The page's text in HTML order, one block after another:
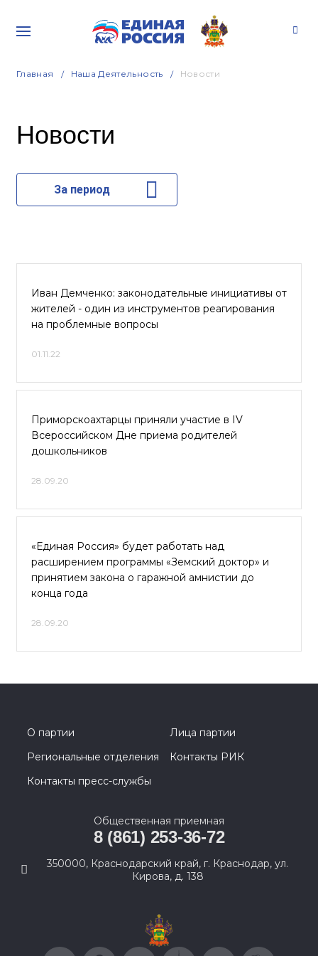
Главная Наша Деятельность Новости
Новости
За период
Иван Демченко: законодательные инициативы от
жителей - один из инструментов реагирования
на проблемные вопросы
01.11.22
Приморскоахтарцы приняли участие в IV
Всероссийском Дне приема родителей
дошкольников
28.09.20
«Единая Россия» будет работать над
расширением программы «Земский доктор» и
принятием закона о гаражной амнистии до
конца года
28.09.20
О партии
Лица партии
Региональные отделения
Контакты РИК
Контакты пресс-службы
Общественная приемная
8 (861) 253-36-72
350000, Краснодарский край, г. Краснодар, ул.
Кирова, д. 138